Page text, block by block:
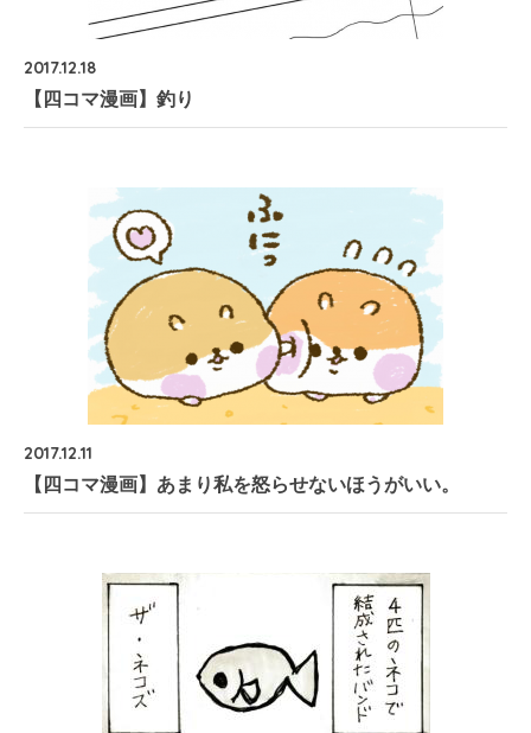
2017.12.18
【四コマ漫画】釣り
2017.12.11
【四コマ漫画】あまり私を怒らせないほうがいい。